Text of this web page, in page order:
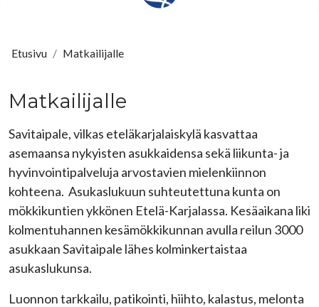
Etusivu Matkailijalle
Matkailijalle
Savitaipale, vilkas eteläkarjalaiskylä kasvattaa
asemaansa nykyisten asukkaidensa sekä liikunta- ja
hyvinvointipalveluja arvostavien mielenkiinnon
kohteena. Asukaslukuun suhteutettuna kunta on
mökkikuntien ykkönen Etelä-Karjalassa. Kesäaikana liki
kolmentuhannen kesämökkikunnan avulla reilun 3000
asukkaan Savitaipale lähes kolminkertaistaa
asukaslukunsa.
Luonnon tarkkailu, patikointi, hiihto, kalastus, melonta